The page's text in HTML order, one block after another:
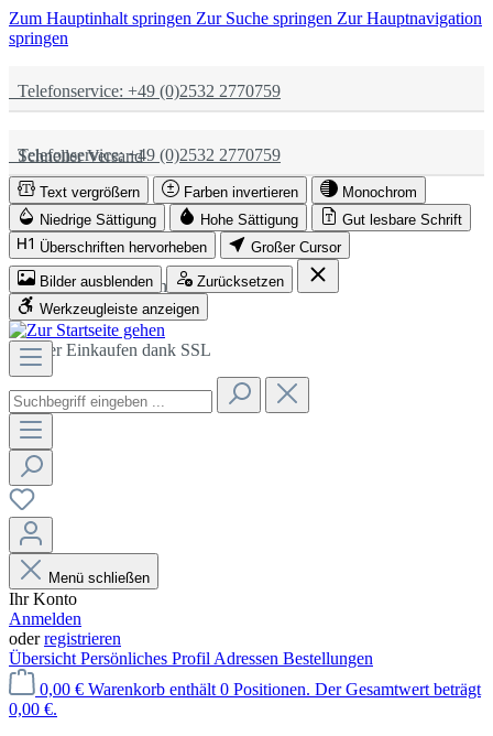
Zum Hauptinhalt springen Zur Suche springen Zur Hauptnavigation
springen
Telefonservice: +49 (0)2532 2770759
Schneller Versand
Partnerschaftlich
Sicher Einkaufen dank SSL
Telefonservice: +49 (0)2532 2770759
Schneller Versand
Partnerschaftlich
Sicher Einkaufen dank SSL
Text vergrößern Farben invertieren
Monochrom
Niedrige Sättigung
Hohe Sättigung
Gut lesbare Schrift
Überschriften hervorheben
Großer Cursor
Bilder ausblenden
Zurücksetzen
Werkzeugleiste anzeigen
Menü schließen
Ihr Konto
Anmelden
oderregistrieren
Übersicht Persönliches Profil Adressen Bestellungen
0,00 € Warenkorb enthält 0 Positionen. Der Gesamtwert beträgt
0,00 €.